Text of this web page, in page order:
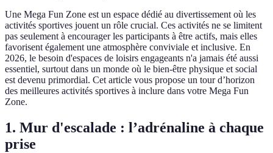
Une Mega Fun Zone est un espace dédié au divertissement où les
activités sportives jouent un rôle crucial. Ces activités ne se limitent
pas seulement à encourager les participants à être actifs, mais elles
favorisent également une atmosphère conviviale et inclusive. En
2026, le besoin d'espaces de loisirs engageants n'a jamais été aussi
essentiel, surtout dans un monde où le bien-être physique et social
est devenu primordial. Cet article vous propose un tour d’horizon
des meilleures activités sportives à inclure dans votre Mega Fun
Zone.
1. Mur d'escalade : l’adrénaline à chaque
prise